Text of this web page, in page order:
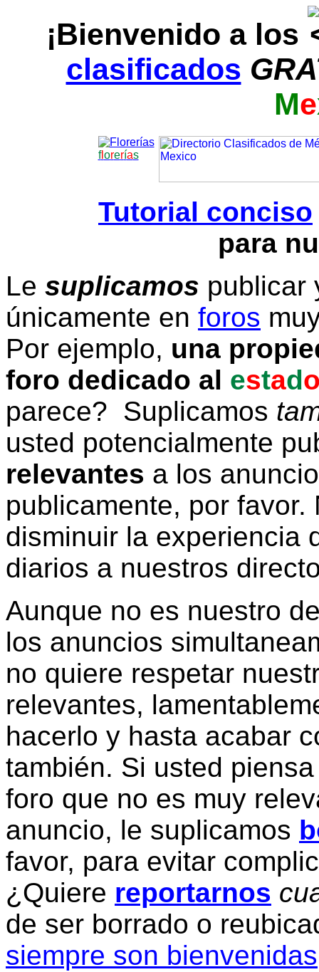
¡Bienvenido a los
clasificados
Me
florerías
Tutorial conciso
para
Le suplicamos publicar
únicamente en foros
Por ejemplo, una
foro dedicado al estad
parece? Suplicamos
usted potencialmente
relevantes a los
publicamente, por
disminuir la experiencia
diarios a nuestros
Aunque no es nuestro
los anuncios
no quiere respetar
relevantes,
hacerlo y hasta acabar
también. Si usted
foro que no es muy
anuncio, le suplicamos
favor, para evitar
¿Quiere reportarnos
de ser borrado o
siempre son bienvenidas